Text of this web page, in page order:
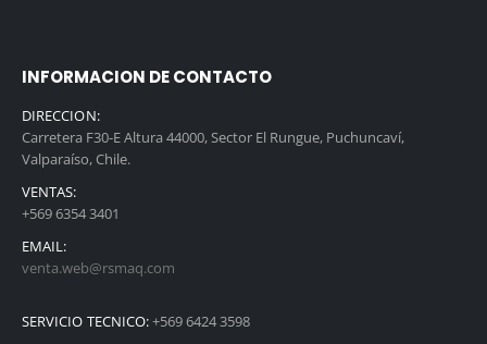
INFORMACION DE CONTACTO
DIRECCION:
Carretera F30-E Altura 44000, Sector El Rungue, Puchuncaví,
Valparaíso, Chile.
VENTAS:
+569 6354 3401
EMAIL:
venta.web@rsmaq.com
SERVICIO TECNICO:+569 6424 3598